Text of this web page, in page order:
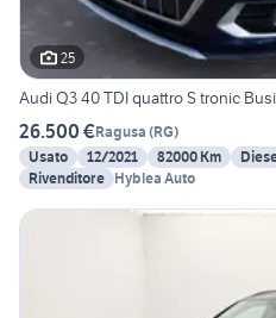
25
Audi Q3 40 TDI quattro S tronic
26.500 €Ragusa (RG)
Usato
12/2021 82000 Km
Rivenditore Hyblea Auto